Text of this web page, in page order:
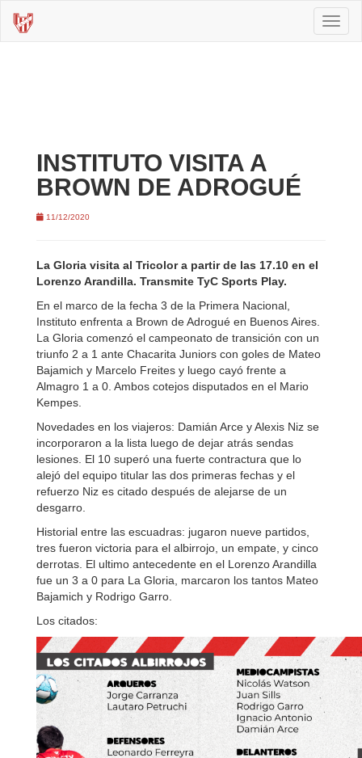
INSTITUTO VISITA A
BROWN DE ADROGUÉ
11/12/2020
La Gloria visita al Tricolor a partir de las 17.10 en el
Lorenzo Arandilla. Transmite TyC Sports Play.
En el marco de la fecha 3 de la Primera Nacional,
Instituto enfrenta a Brown de Adrogué en Buenos Aires.
La Gloria comenzó el campeonato de transición con un
triunfo 2 a 1 ante Chacarita Juniors con goles de Mateo
Bajamich y Marcelo Freites y luego cayó frente a
Almagro 1 a 0. Ambos cotejos disputados en el Mario
Kempes.
Novedades en los viajeros: Damián Arce y Alexis Niz se
incorporaron a la lista luego de dejar atrás sendas
lesiones. El 10 superó una fuerte contractura que lo
alejó del equipo titular las dos primeras fechas y el
refuerzo Niz es citado después de alejarse de un
desgarro.
Historial entre las escuadras: jugaron nueve partidos,
tres fueron victoria para el albirrojo, un empate, y cinco
derrotas. El ultimo antecedente en el Lorenzo Arandilla
fue un 3 a 0 para La Gloria, marcaron los tantos Mateo
Bajamich y Rodrigo Garro.
Los citados: